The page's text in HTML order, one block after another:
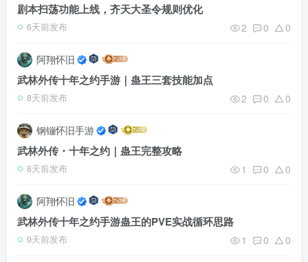
剧本扫荡功能上线，齐天大圣令规则优化
6天前发布 2 0 0
阿翔怀旧
武林外传十年之约手游｜蛊王三套技能加点
8天前发布 2 0 0
钢镚怀旧手游
武林外传・十年之约｜蛊王完整攻略
8天前发布 1 0 0
阿翔怀旧
武林外传十年之约手游蛊王的PVE实战循环思路
9天前发布 1 0 0